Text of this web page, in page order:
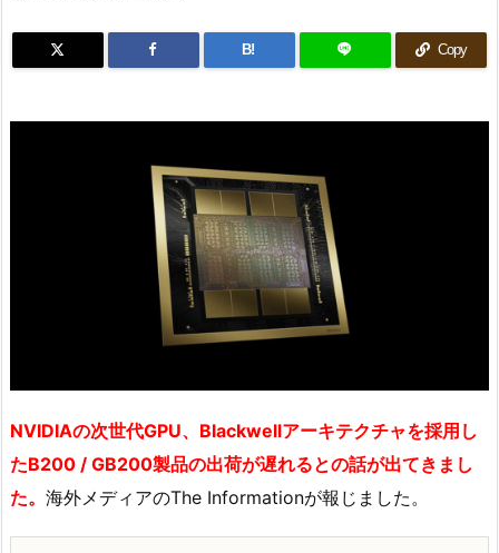
B! Copy
NVIDIAの次世代GPU、Blackwellアーキテクチャを採用し
たB200 / GB200製品の出荷が遅れるとの話が出てきまし
た。 海外メディアのThe Informationが報じました。